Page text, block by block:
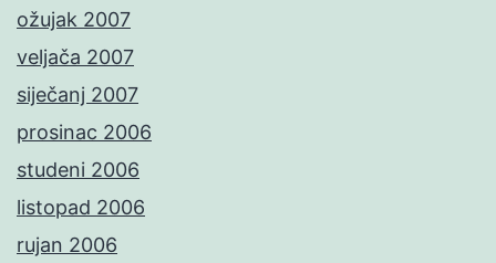
ožujak 2007
veljača 2007
siječanj 2007
prosinac 2006
studeni 2006
listopad 2006
rujan 2006